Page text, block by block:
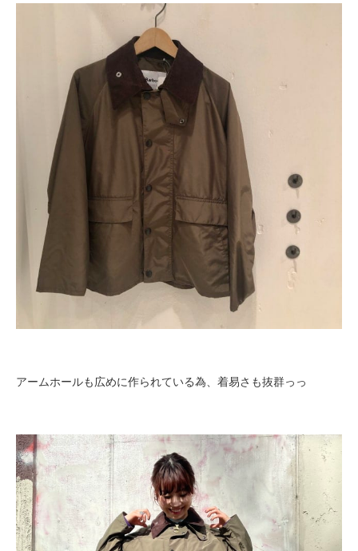
アームホールも広めに作られている為、着易さも抜群っっ